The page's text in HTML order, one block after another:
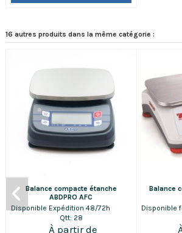
16 autres produits dans la même catégorie :
Balance compacte étanche
ABDPRO AFC
Disponible Expédition 48/72h
Qtt: 28
Balance
Disponible